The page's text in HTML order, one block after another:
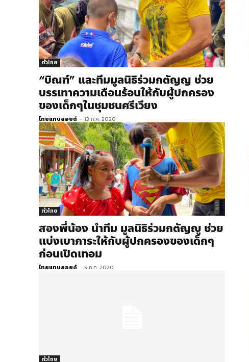
ทั่วไทย
“บิณฑ์” และทีมมูลนิธิร่วมกตัญญ ช่วย
บรรเทาความเดือนร้อนให้กับผู้ปกครอง
ของเด็กๆในชุมชนศรีเวียง
ไทยแทบลอยด์ - 13 ก.ค. 2020
ทั่วไทย
สองพี่น้อง นำทีม มูลนิธิร่วมกตัญญู​ ช่วย
แบ่งเบาภาระให้กับผู้ปกครองของเด็กๆ
ก่อนเปิดเทอม
ไทยแทบลอยด์ - 5 ก.ค. 2020
ทั่วไทย